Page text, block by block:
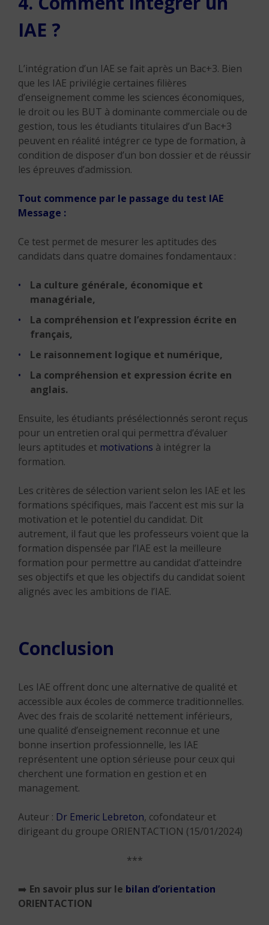
IAE ?
L’intégration d’un IAE se fait après un Bac+3. Bien
que les IAE privilégie certaines filières
d’enseignement comme les sciences économiques,
le droit ou les BUT à dominante commerciale ou de
gestion, tous les étudiants titulaires d’un Bac+3
peuvent en réalité intégrer ce type de formation, à
condition de disposer d’un bon dossier et de réussir
les épreuves d’admission.
Tout commence par le passage du test IAE
Message :
Ce test permet de mesurer les aptitudes des
candidats dans quatre domaines fondamentaux :
La culture générale, économique et
managériale,
La compréhension et l’expression écrite en
français,
Le raisonnement logique et numérique,
La compréhension et expression écrite en
anglais.
Ensuite, les étudiants présélectionnés seront reçus
pour un entretien oral qui permettra d’évaluer
leurs aptitudes et motivations à intégrer la
formation.
Les critères de sélection varient selon les IAE et les
formations spécifiques, mais l’accent est mis sur la
motivation et le potentiel du candidat. Dit
autrement, il faut que les professeurs voient que la
formation dispensée par l’IAE est la meilleure
formation pour permettre au candidat d’atteindre
ses objectifs et que les objectifs du candidat soient
alignés avec les ambitions de l’IAE.
Conclusion
Les IAE offrent donc une alternative de qualité et
accessible aux écoles de commerce traditionnelles.
Avec des frais de scolarité nettement inférieurs,
une qualité d’enseignement reconnue et une
bonne insertion professionnelle, les IAE
représentent une option sérieuse pour ceux qui
cherchent une formation en gestion et en
management.
Auteur : Dr Emeric Lebreton, cofondateur et
dirigeant du groupe ORIENTACTION (15/01/2024)
***
➡️ En savoir plus sur le bilan d’orientation
ORIENTACTION